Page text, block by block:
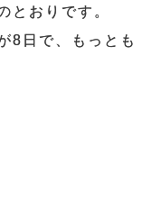
とおりです。
8日で、もっとも